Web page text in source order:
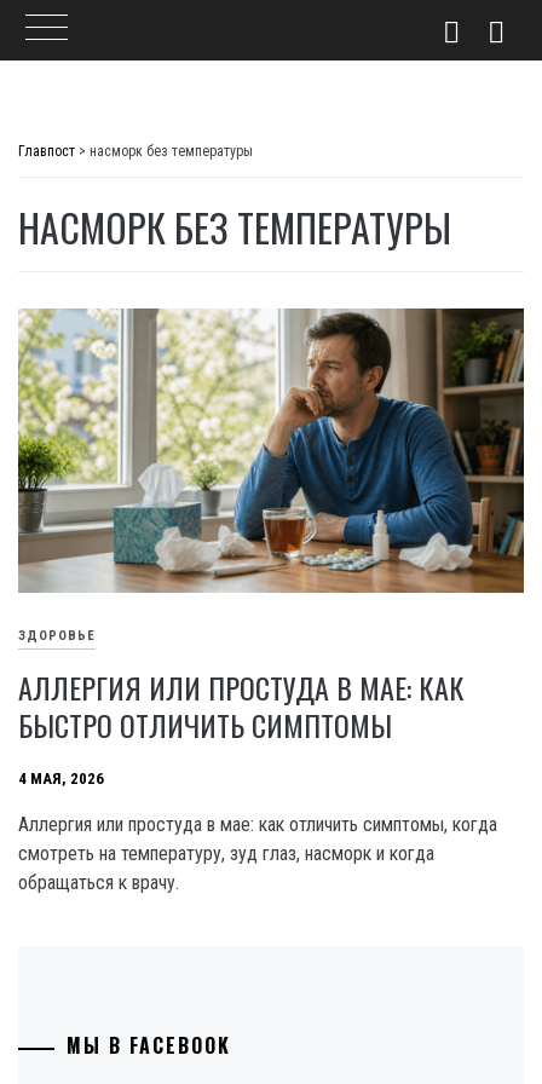
Главпост > насморк без температуры
НАСМОРК БЕЗ ТЕМПЕРАТУРЫ
ЗДОРОВЬЕ
АЛЛЕРГИЯ ИЛИ ПРОСТУДА В МАЕ: КАК
БЫСТРО ОТЛИЧИТЬ СИМПТОМЫ
4 МАЯ, 2026
Аллергия или простуда в мае: как отличить симптомы, когда
смотреть на температуру, зуд глаз, насморк и когда
обращаться к врачу.
МЫ В FACEBOOK